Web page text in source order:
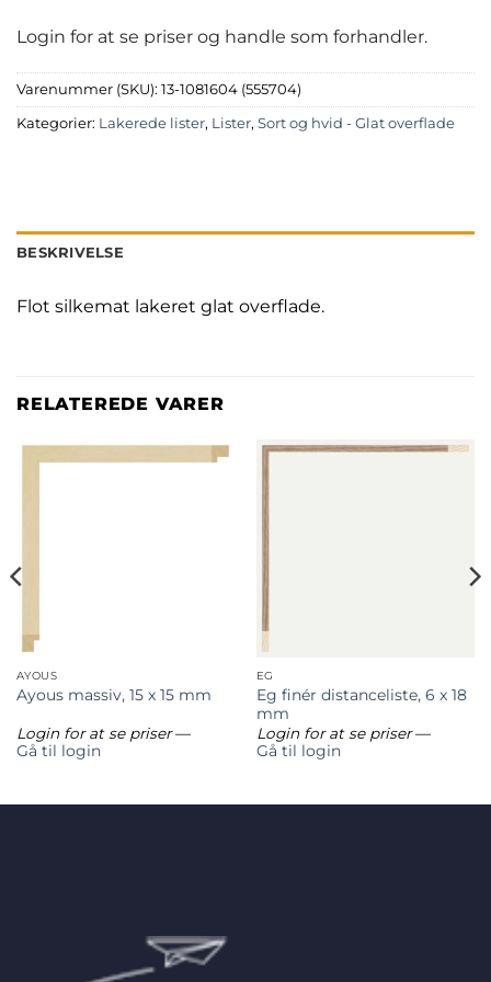
Login for at se priser og handle som forhandler.
Varenummer (SKU): 13-1081604 (555704)
Kategorier: Lakerede lister, Lister, Sort og hvid - Glat overflade
BESKRIVELSE
Flot silkemat lakeret glat overflade.
RELATEREDE VARER
AYOUS
Ayous massiv, 15 x 15 mm
Login for at se priser—
Gå til login
EG
Eg finér distanceliste, 6 x 18
mm
Login for at se priser—
Gå til login